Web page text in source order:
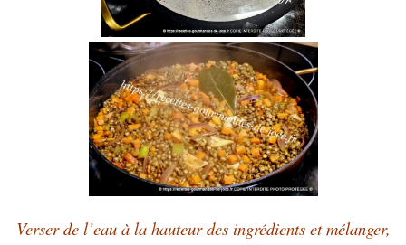
Verser de l’eau à la hauteur des ingrédients et mélanger,